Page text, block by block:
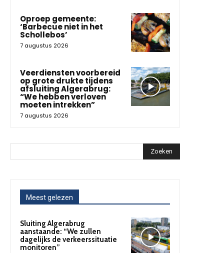
Oproep gemeente:
‘Barbecue niet in het
Schollebos’
7 augustus 2026
Veerdiensten voorbereid
op grote drukte tijdens
afsluiting Algerabrug:
“We hebben verloven
moeten intrekken”
7 augustus 2026
Zoeken
Meest gelezen
Sluiting Algerabrug
aanstaande: “We zullen
dagelijks de verkeerssituatie
monitoren”